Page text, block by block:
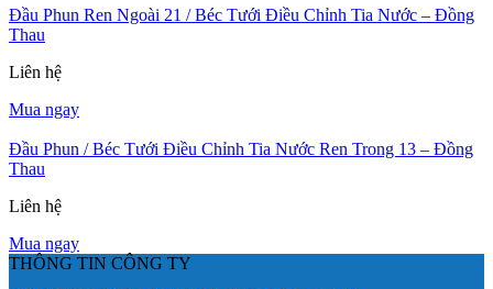
Đầu Phun Ren Ngoài 21 / Béc Tưới Điều Chỉnh Tia Nước – Đồng
Thau
Liên hệ
Mua ngay
Đầu Phun / Béc Tưới Điều Chỉnh Tia Nước Ren Trong 13 – Đồng
Thau
Liên hệ
Mua ngay
THÔNG TIN CÔNG TY